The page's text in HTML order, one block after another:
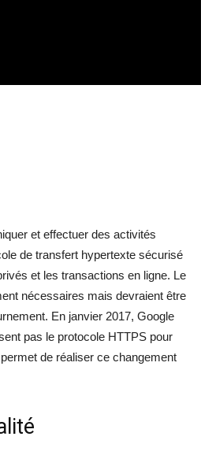
et effectuer des activités
de transfert hypertexte sécurisé
et les transactions en ligne. Le
nécessaires mais devraient être
En janvier 2017, Google
pas le protocole HTTPS pour
permet de réaliser ce changement